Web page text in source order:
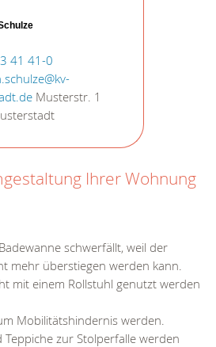
41 41-0
Musterstr. 1
Ihrer Wohnung
schwerfällt, weil der
mehr überstiegen werden kann.
mit einem Rollstuhl genutzt werden
Mobilitätshindernis werden.
Teppiche zur Stolperfalle werden